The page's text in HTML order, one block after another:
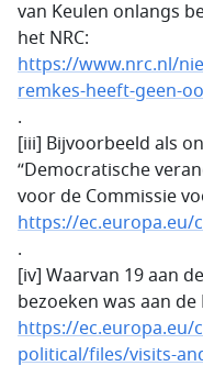
van Keulen onlangs
het NRC:
https://www.nrc.nl/
remkes-heeft-geen-
.
[iii] Bijvoorbeeld als
“Democratische
voor de Commissie
https://ec.europa.eu/
.
[iv] Waarvan 19 aan
bezoeken was aan
https://ec.europa.eu/
political/files/visits-